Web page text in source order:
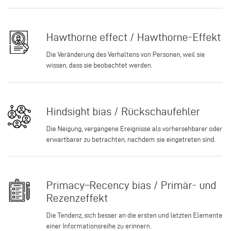
Hawthorne effect / Hawthorne-Effekt
Die Veränderung des Verhaltens von Personen, weil sie
wissen, dass sie beobachtet werden.
Hindsight bias / Rückschaufehler
Die Neigung, vergangene Ereignisse als vorhersehbarer oder
erwartbarer zu betrachten, nachdem sie eingetreten sind.
Primacy–Recency bias / Primär- und
Rezenzeffekt
Die Tendenz, sich besser an die ersten und letzten Elemente
einer Informationsreihe zu erinnern.